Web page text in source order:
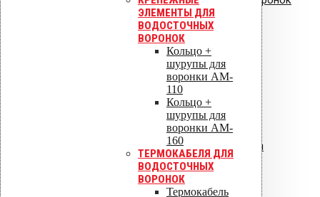
ЭЛЕМЕНТЫ ДЛЯ
ВОДОСТОЧНЫХ
ВОРОНОК
Кольцо +
шурупы для
воронки AM-
110
Кольцо +
шурупы для
воронки AM-
160
ТЕРМОКАБЕЛЯ ДЛЯ
ВОДОСТОЧНЫХ
ВОРОНОК
Термокабель
водосточных воронок
Артикул
Цвет Черный
Диаметр, мм –